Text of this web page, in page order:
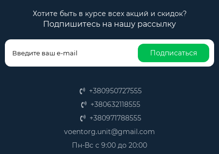
Хотите быть в курсе всех акций и скидок?
Подпишитесь на нашу рассылку
Подписаться
+380950727555
+380632118555
+380971788555
voentorg.unit@gmail.com
Пн-Вс с 9:00 до 20:00